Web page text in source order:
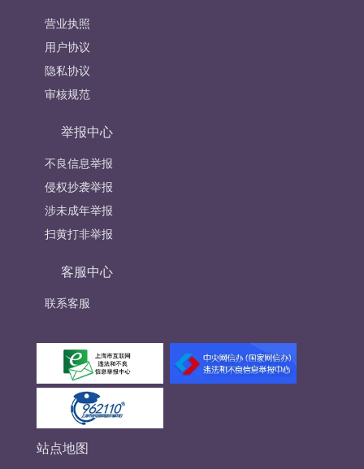
营业执照
用户协议
隐私协议
审核规范
举报中心
不良信息举报
侵权抄袭举报
涉未成年举报
扫黄打非举报
客服中心
联系客服
站点地图